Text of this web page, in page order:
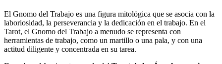
El Gnomo del Trabajo es una figura mitológica que se asocia con la
laboriosidad, la perseverancia y la dedicación en el trabajo. En el
Tarot, el Gnomo del Trabajo a menudo se representa con
herramientas de trabajo, como un martillo o una pala, y con una
actitud diligente y concentrada en su tarea.